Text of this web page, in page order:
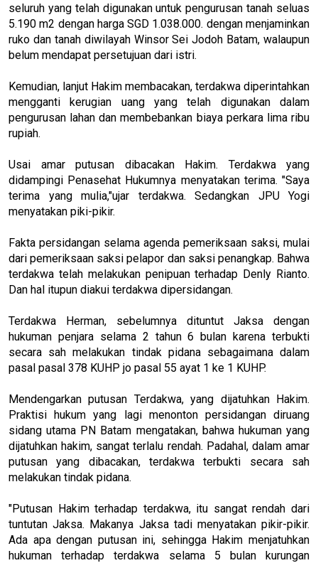
seluruh yang telah digunakan untuk pengurusan tanah seluas
5.190 m2 dengan harga SGD 1.038.000. dengan menjaminkan
ruko dan tanah diwilayah Winsor Sei Jodoh Batam, walaupun
belum mendapat persetujuan dari istri.
Kemudian, lanjut Hakim membacakan, terdakwa diperintahkan
mengganti kerugian uang yang telah digunakan dalam
pengurusan lahan dan membebankan biaya perkara lima ribu
rupiah.
Usai amar putusan dibacakan Hakim. Terdakwa yang
didampingi Penasehat Hukumnya menyatakan terima. "Saya
terima yang mulia,"ujar terdakwa. Sedangkan JPU Yogi
menyatakan piki-pikir.
Fakta persidangan selama agenda pemeriksaan saksi, mulai
dari pemeriksaan saksi pelapor dan saksi penangkap. Bahwa
terdakwa telah melakukan penipuan terhadap Denly Rianto.
Dan hal itupun diakui terdakwa dipersidangan.
Terdakwa Herman, sebelumnya dituntut Jaksa dengan
hukuman penjara selama 2 tahun 6 bulan karena terbukti
secara sah melakukan tindak pidana sebagaimana dalam
pasal pasal 378 KUHP jo pasal 55 ayat 1 ke 1 KUHP.
Mendengarkan putusan Terdakwa, yang dijatuhkan Hakim.
Praktisi hukum yang lagi menonton persidangan diruang
sidang utama PN Batam mengatakan, bahwa hukuman yang
dijatuhkan hakim, sangat terlalu rendah. Padahal, dalam amar
putusan yang dibacakan, terdakwa terbukti secara sah
melakukan tindak pidana.
"Putusan Hakim terhadap terdakwa, itu sangat rendah dari
tuntutan Jaksa. Makanya Jaksa tadi menyatakan pikir-pikir.
Ada apa dengan putusan ini, sehingga Hakim menjatuhkan
hukuman terhadap terdakwa selama 5 bulan kurungan